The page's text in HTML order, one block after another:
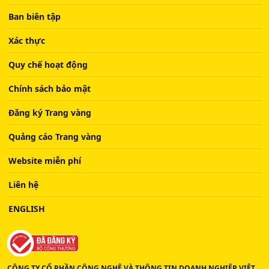
Ban biên tập
Xác thực
Quy chế hoạt động
Chính sách bảo mật
Đăng ký Trang vàng
Quảng cáo Trang vàng
Website miễn phí
Liên hệ
ENGLISH